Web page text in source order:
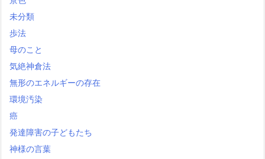
未分類
歩法
母のこと
気絶神倉法
無形のエネルギーの存在
環境汚染
癌
発達障害の子どもたち
神様の言葉